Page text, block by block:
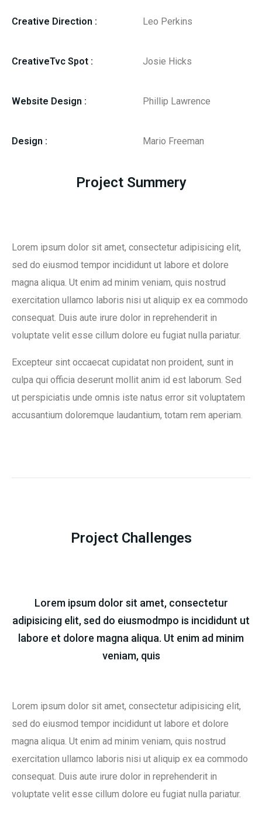
Creative Direction :
CreativeTvc Spot :
Website Design :
Design :
Leo Perkins
Josie Hicks
Phillip Lawrence
Mario Freeman
Project Summery
Lorem ipsum dolor sit amet, consectetur adipisicing elit,
sed do eiusmod tempor incididunt ut labore et dolore
magna aliqua. Ut enim ad minim veniam, quis nostrud
exercitation ullamco laboris nisi ut aliquip ex ea commodo
consequat. Duis aute irure dolor in reprehenderit in
voluptate velit esse cillum dolore eu fugiat nulla pariatur.
Excepteur sint occaecat cupidatat non proident, sunt in
culpa qui officia deserunt mollit anim id est laborum. Sed
ut perspiciatis unde omnis iste natus error sit voluptatem
accusantium doloremque laudantium, totam rem aperiam.
Project Challenges
Lorem ipsum dolor sit amet, consectetur
adipisicing elit, sed do eiusmodmpo is incididunt ut
labore et dolore magna aliqua. Ut enim ad minim
veniam, quis
Lorem ipsum dolor sit amet, consectetur adipisicing elit,
sed do eiusmod tempor incididunt ut labore et dolore
magna aliqua. Ut enim ad minim veniam, quis nostrud
exercitation ullamco laboris nisi ut aliquip ex ea commodo
consequat. Duis aute irure dolor in reprehenderit in
voluptate velit esse cillum dolore eu fugiat nulla pariatur.
We look forward to hearing from you soon.
Name
Email
Type of Service
Street Address
Submit Form